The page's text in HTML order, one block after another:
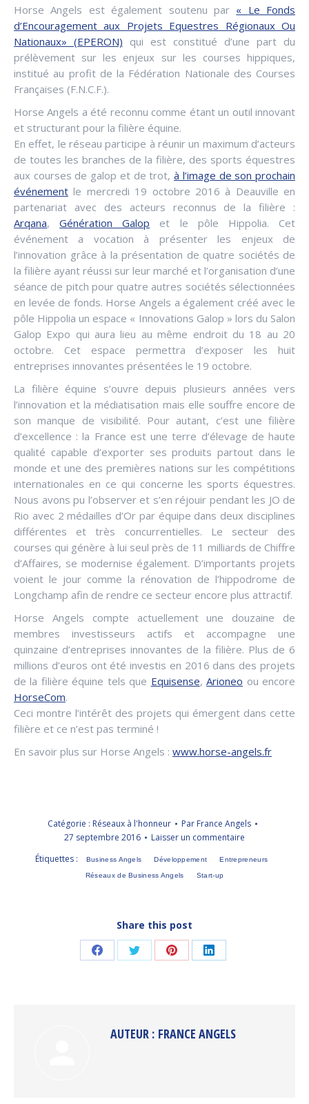
Horse Angels est également soutenu par « Le Fonds
d’Encouragement aux Projets Equestres Régionaux Ou
Nationaux» (EPERON) qui est constitué d’une part du
prélèvement sur les enjeux sur les courses hippiques,
institué au profit de la Fédération Nationale des Courses
Françaises (F.N.C.F.).
Horse Angels a été reconnu comme étant un outil innovant
et structurant pour la filière équine.
En effet, le réseau participe à réunir un maximum d’acteurs
de toutes les branches de la filière, des sports équestres
aux courses de galop et de trot,à l’image de son prochain
événement le mercredi 19 octobre 2016 à Deauville en
partenariat avec des acteurs reconnus de la filière :
Arqana,Génération Galop et le pôle Hippolia. Cet
événement a vocation à présenter les enjeux de
l’innovation grâce à la présentation de quatre sociétés de
la filière ayant réussi sur leur marché et l’organisation d’une
séance de pitch pour quatre autres sociétés sélectionnées
en levée de fonds. Horse Angels a également créé avec le
pôle Hippolia un espace « Innovations Galop » lors du Salon
Galop Expo qui aura lieu au même endroit du 18 au 20
octobre. Cet espace permettra d’exposer les huit
entreprises innovantes présentées le 19 octobre.
La filière équine s’ouvre depuis plusieurs années vers
l’innovation et la médiatisation mais elle souffre encore de
son manque de visibilité. Pour autant, c’est une filière
d’excellence : la France est une terre d’élevage de haute
qualité capable d’exporter ses produits partout dans le
monde et une des premières nations sur les compétitions
internationales en ce qui concerne les sports équestres.
Nous avons pu l’observer et s’en réjouir pendant les JO de
Rio avec 2 médailles d’Or par équipe dans deux disciplines
différentes et très concurrentielles. Le secteur des
courses qui génère à lui seul près de 11 milliards de Chiffre
d’Affaires, se modernise également. D’importants projets
voient le jour comme la rénovation de l’hippodrome de
Longchamp afin de rendre ce secteur encore plus attractif.
Horse Angels compte actuellement une douzaine de
membres investisseurs actifs et accompagne une
quinzaine d’entreprises innovantes de la filière. Plus de 6
millions d’euros ont été investis en 2016 dans des projets
de la filière équine tels que Equisense,Arioneo ou encore
HorseCom.
Ceci montre l’intérêt des projets qui émergent dans cette
filière et ce n’est pas terminé !
En savoir plus sur Horse Angels : www.horse-angels.fr
Catégorie : Réseaux à l'honneur Par France Angels
27 septembre 2016
Laisser un commentaire
Étiquettes :
Business Angels Développement Entrepreneurs
Réseaux de Business Angels Start-up
Share this post
PartagerPartagerPartagerPartager
AUTEUR : FRANCE ANGELS